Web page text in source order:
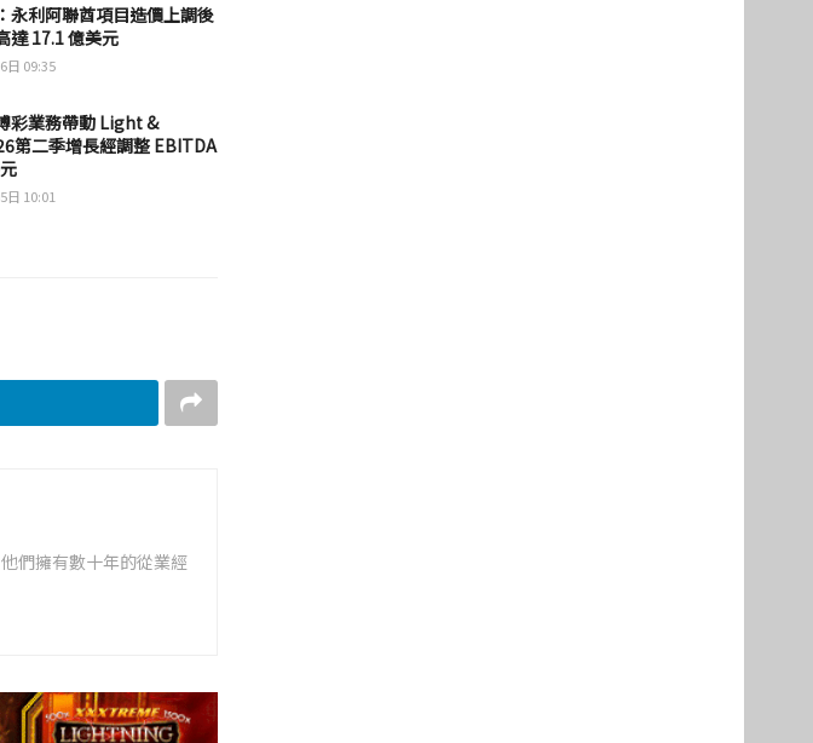
永利阿聯酋項目造價上調後
達 17.1 億美元
日 09:35
彩業務帶動 Light &
第二季增長經調整 EBITDA
日 10:01
們擁有數十年的從業經